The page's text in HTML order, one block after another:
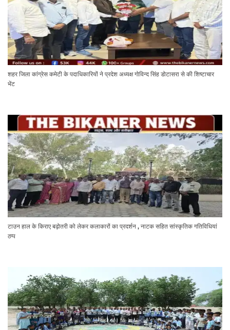
शहर जिला कांग्रेस कमेटी के पदाधिकारियों ने प्रदेश अध्यक्ष गोविन्द सिंह डोटासरा से की शिष्टाचार
भेंट
टाउन हाल के किराए बढ़ोतरी को लेकर कलाकारों का प्रदर्शन , नाटक सहित सांस्कृतिक गतिविधियां
ठप्प